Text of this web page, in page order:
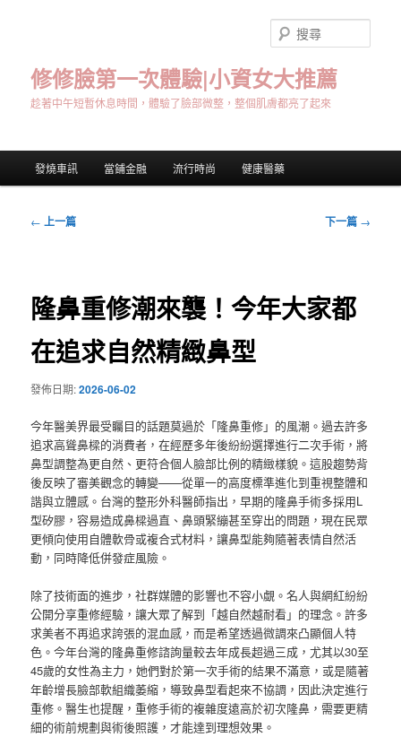
修修臉第一次體驗|小資女大推薦
趁著中午短暫休息時間，體驗了臉部微整，整個肌膚都亮了起來
尋
發燒車訊 當鋪金融 流行時尚 健康醫藥
文
← 上一篇 下一篇 →
隆鼻重修潮來襲！今年大家都
在追求自然精緻鼻型
發佈日期:2026-06-02
今年醫美界最受矚目的話題莫過於「隆鼻重修」的風潮。過去許多
追求高聳鼻樑的消費者，在經歷多年後紛紛選擇進行二次手術，將
鼻型調整為更自然、更符合個人臉部比例的精緻樣貌。這股趨勢背
後反映了審美觀念的轉變——從單一的高度標準進化到重視整體和
諧與立體感。台灣的整形外科醫師指出，早期的隆鼻手術多採用L
型矽膠，容易造成鼻樑過直、鼻頭緊繃甚至穿出的問題，現在民眾
更傾向使用自體軟骨或複合式材料，讓鼻型能夠隨著表情自然活
動，同時降低併發症風險。
除了技術面的進步，社群媒體的影響也不容小覷。名人與網紅紛紛
公開分享重修經驗，讓大眾了解到「越自然越耐看」的理念。許多
求美者不再追求誇張的混血感，而是希望透過微調來凸顯個人特
色。今年台灣的隆鼻重修諮詢量較去年成長超過三成，尤其以30至
45歲的女性為主力，她們對於第一次手術的結果不滿意，或是隨著
年齡增長臉部軟組織萎縮，導致鼻型看起來不協調，因此決定進行
重修。醫生也提醒，重修手術的複雜度遠高於初次隆鼻，需要更精
細的術前規劃與術後照護，才能達到理想效果。